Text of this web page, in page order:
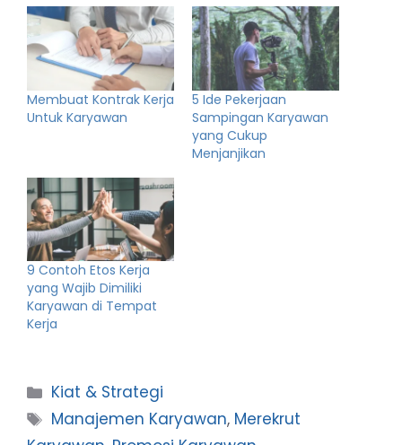
Membuat Kontrak Kerja
Untuk Karyawan
5 Ide Pekerjaan
Sampingan Karyawan
yang Cukup
Menjanjikan
9 Contoh Etos Kerja
yang Wajib Dimiliki
Karyawan di Tempat
Kerja
Categories
Kiat & Strategi
Tags
Manajemen Karyawan, Merekrut